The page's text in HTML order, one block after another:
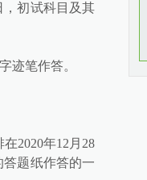
，初试科目及其
迹笔作答。
2020年12月28
答题纸作答的一